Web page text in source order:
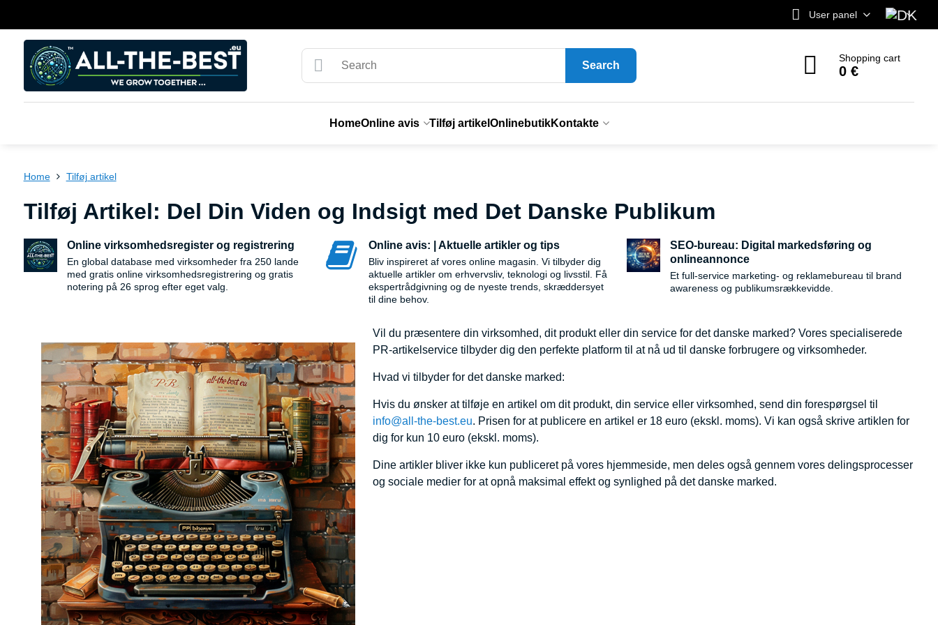
User panel
Search
Shopping cart
0 €
HomeOnline avis Tilføj artikel OnlinebutikKontakte
Home Tilføj artikel
Tilføj Artikel: Del Din Viden og Indsigt med Det Danske Publikum
Online virksomhedsregister og registrering
En global database med virksomheder fra 250 lande
med gratis online virksomhedsregistrering og gratis
notering på 26 sprog efter eget valg.
Online avis: | Aktuelle artikler og tips
Bliv inspireret af vores online magasin. Vi tilbyder dig
aktuelle artikler om erhvervsliv, teknologi og livsstil. Få
ekspertrådgivning og de nyeste trends, skræddersyet
til dine behov.
SEO-bureau: Digital markedsføring og
onlineannonce
Et full-service marketing- og reklamebureau til brand
awareness og publikumsrækkevidde.
Vil du præsentere din virksomhed, dit produkt eller din service for det danske marked? Vores specialiserede
PR-artikelservice tilbyder dig den perfekte platform til at nå ud til danske forbrugere og virksomheder.
Hvad vi tilbyder for det danske marked:
Hvis du ønsker at tilføje en artikel om dit produkt, din service eller virksomhed, send din forespørgsel til
info@all-the-best.eu. Prisen for at publicere en artikel er 18 euro (ekskl. moms). Vi kan også skrive artiklen for
dig for kun 10 euro (ekskl. moms).
Dine artikler bliver ikke kun publiceret på vores hjemmeside, men deles også gennem vores delingsprocesser
og sociale medier for at opnå maksimal effekt og synlighed på det danske marked.